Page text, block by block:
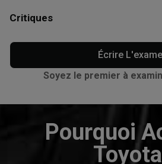
Critiques
Écrire
Soyez le premier à
Pourquoi